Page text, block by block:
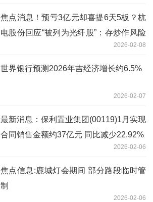
焦点消息！预亏3亿元却喜提6天5板？杭
电股份回应“被列为光纤股”：存炒作风险
2026-02-08
世界银行预测2026年吉经济增长约6.5%
2026-02-07
最新消息：保利置业集团(00119)1月实现
合同销售金额约37亿元 同比减少22.92%
2026-02-06
焦点信息:鹿城灯会期间 部分路段临时管
制
2026-02-06